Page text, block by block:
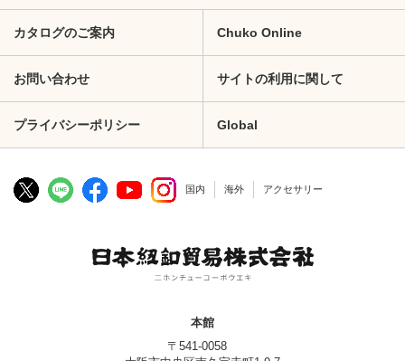
カタログのご案内 Chuko Online
お問い合わせ サイトの利用に関して
プライバシーポリシー Global
国内 海外 アクセサリー
本館
〒541-0058